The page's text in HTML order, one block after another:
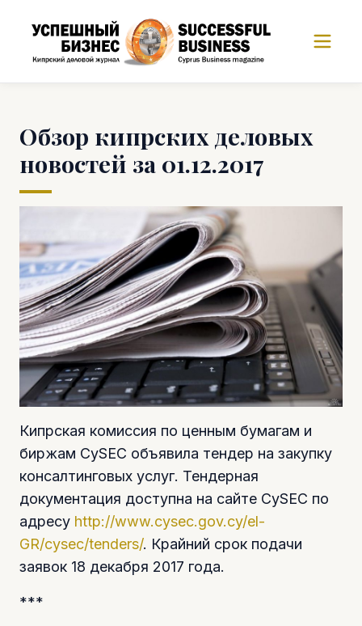
Обзор кипрских деловых
новостей за 01.12.2017
Кипрская комиссия по ценным бумагам и
биржам CySEC объявила тендер на закупку
консалтинговых услуг. Тендерная
документация доступна на сайте CySEC по
адресу http://www.cysec.gov.cy/el-
GR/cysec/tenders/. Крайний срок подачи
заявок 18 декабря 2017 года.
***